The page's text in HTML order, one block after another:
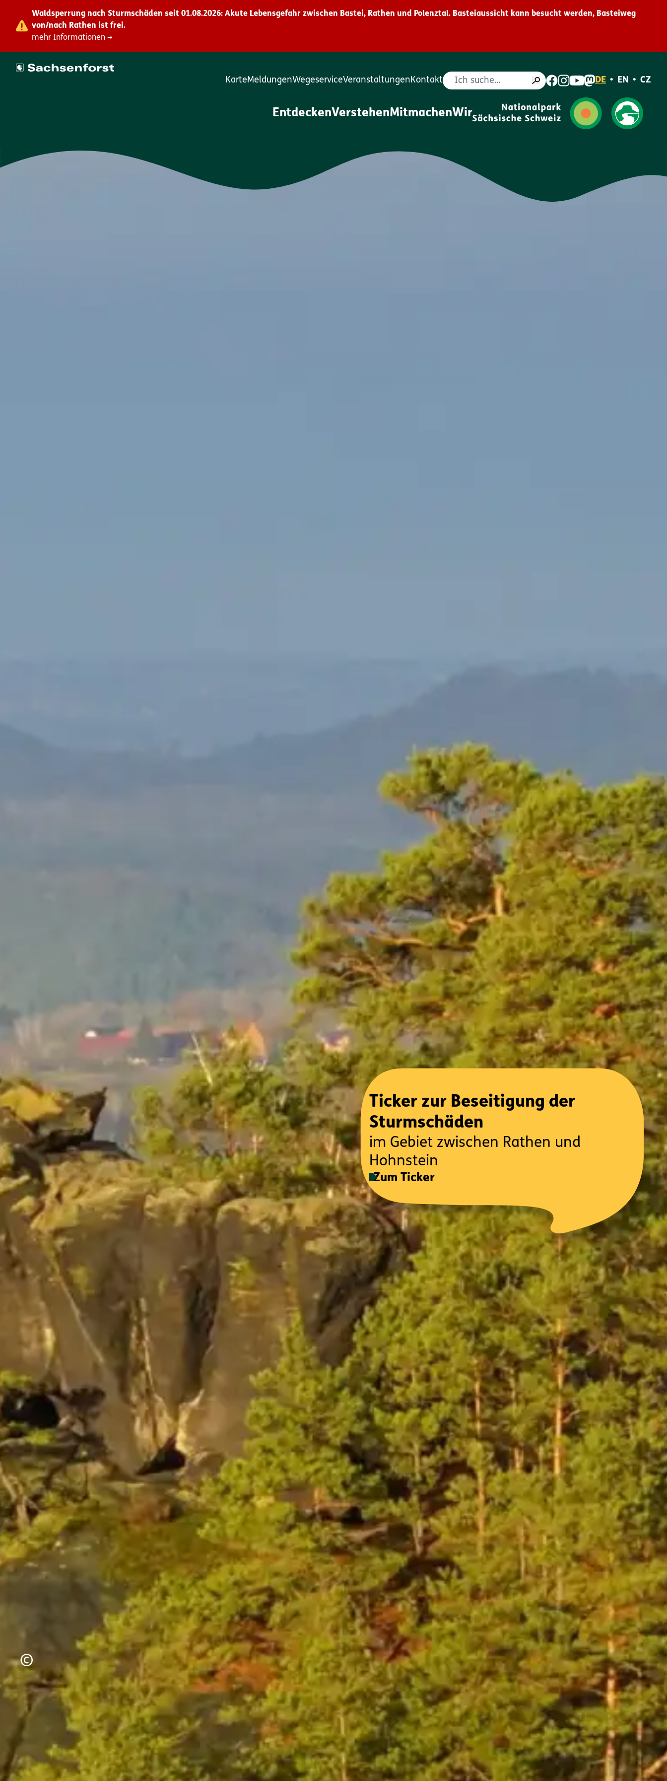
Waldsperrung nach Sturmschäden seit 01.08.2026: Akute Lebensgefahr zwischen Bastei, Rathen und Polenztal. Basteiaussicht kann besucht werden, Basteiweg
von/nach Rathen ist frei.
mehr Informationen →
KarteMeldungenWegeserviceVeranstaltungenKontaktSuche DE • EN • CZ
EntdeckenVerstehenMitmachenWir
Ticker zur Beseitigung der
Sturmschäden
im Gebiet zwischen Rathen und
Hohnstein
Zum Ticker
©Urheberrecht